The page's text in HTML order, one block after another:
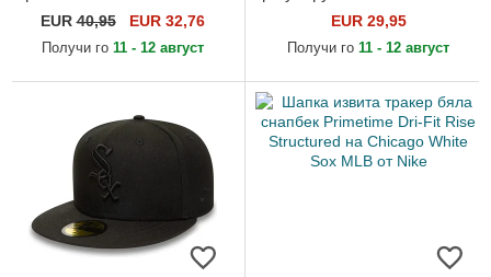
Authentic On Field Game на
Chicago White Sox MLB от
EUR40,95 EUR 32,76
Получи го 11 - 12 август
UV Poly Ripstop на Chicago
White Sox MLB от Nike
EUR 29,95
Получи го 11 - 12 август